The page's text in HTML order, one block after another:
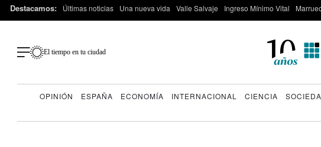
Destacamos: Últimas noticias Una nueva vida Valle Salvaje Ingreso Mínimo Vital
El tiempo en tu ciudad
OPINIÓN ESPAÑA ECONOMÍA INTERNACIONAL CIENCIA